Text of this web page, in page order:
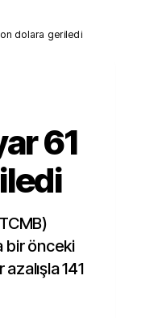
dolara geriledi
61
bir önceki
141